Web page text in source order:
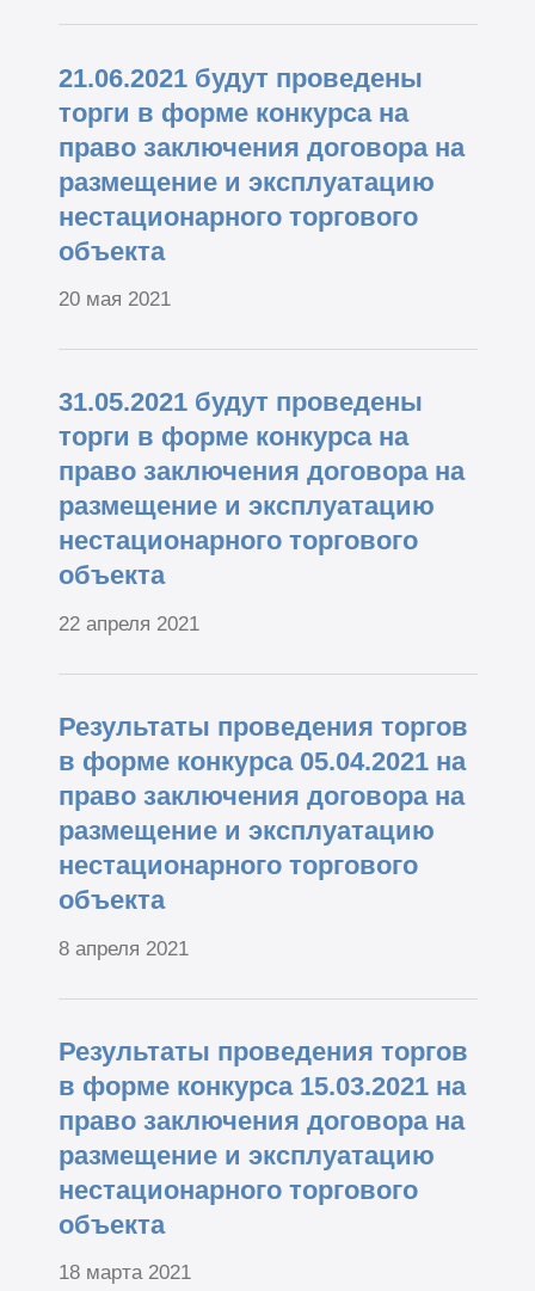
21.06.2021 будут проведены
торги в форме конкурса на
право заключения договора на
размещение и эксплуатацию
нестационарного торгового
объекта
20 мая 2021
31.05.2021 будут проведены
торги в форме конкурса на
право заключения договора на
размещение и эксплуатацию
нестационарного торгового
объекта
22 апреля 2021
Результаты проведения торгов
в форме конкурса 05.04.2021 на
право заключения договора на
размещение и эксплуатацию
нестационарного торгового
объекта
8 апреля 2021
Результаты проведения торгов
в форме конкурса 15.03.2021 на
право заключения договора на
размещение и эксплуатацию
нестационарного торгового
объекта
18 марта 2021